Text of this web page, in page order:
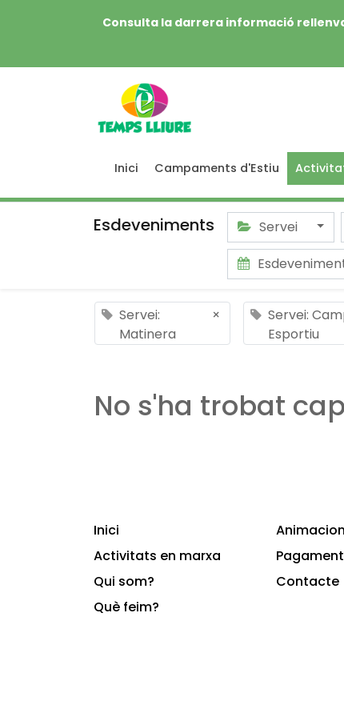
Consulta la darrera informació
Inici Campaments d'Estiu
Esdeveniments Servei
Servei:
Matinera
×
Servei:
Esportiu
No s'ha trobat
Inici
Activitats en marxa
Qui som?
Què feim?
Contacte